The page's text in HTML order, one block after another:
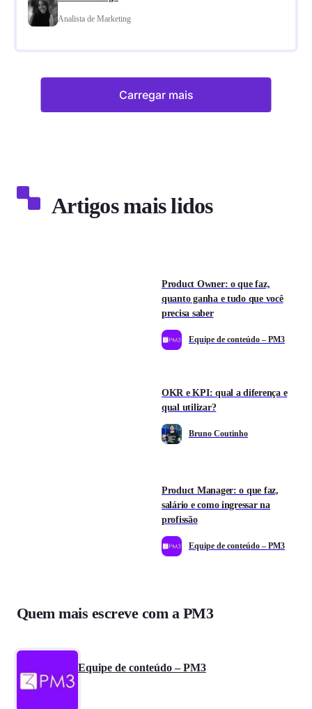
Analista de Marketing
Carregar mais
Artigos mais lidos
Product Owner: o que faz,
quanto ganha e tudo que você
precisa saber
Equipe de conteúdo – PM3
OKR e KPI: qual a diferença e
qual utilizar?
Bruno Coutinho
Product Manager: o que faz,
salário e como ingressar na
profissão
Equipe de conteúdo – PM3
Quem mais escreve com a PM3
Equipe de conteúdo – PM3